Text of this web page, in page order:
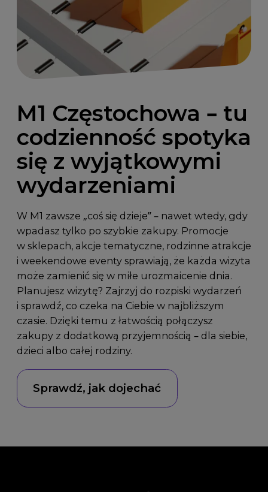
M1 Częstochowa – tu
codzienność spotyka
się z wyjątkowymi
wydarzeniami
W M1 zawsze „coś się dzieje” – nawet wtedy, gdy
wpadasz tylko po szybkie zakupy. Promocje
w sklepach, akcje tematyczne, rodzinne atrakcje
i weekendowe eventy sprawiają, że każda wizyta
może zamienić się w miłe urozmaicenie dnia.
Planujesz wizytę? Zajrzyj do rozpiski wydarzeń
i sprawdź, co czeka na Ciebie w najbliższym
czasie. Dzięki temu z łatwością połączysz
zakupy z dodatkową przyjemnością – dla siebie,
dzieci albo całej rodziny.
Sprawdź, jak dojechać